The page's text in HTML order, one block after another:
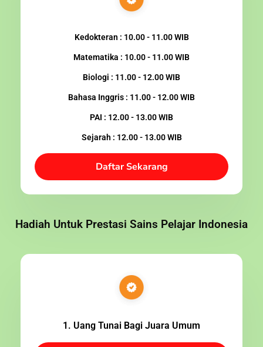
Kedokteran : 10.00 - 11.00 WIB
Matematika : 10.00 - 11.00 WIB
Biologi : 11.00 - 12.00 WIB
Bahasa Inggris : 11.00 - 12.00 WIB
PAI : 12.00 - 13.00 WIB
Sejarah : 12.00 - 13.00 WIB
Daftar Sekarang
Hadiah Untuk Prestasi Sains Pelajar Indonesia
1. Uang Tunai Bagi Juara Umum